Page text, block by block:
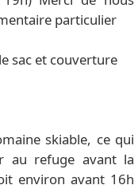
particulier
sac et couverture
skiable, ce qui
au refuge avant la
environ avant 16h